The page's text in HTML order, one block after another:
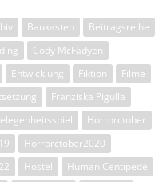
Baukasten
Beitragsreihe
Cody McFadyen
Entwicklung Fiktion
Filme
Franziska Pigulla
Horrorctober
Horrorctober2020
Hostel
Human Centipede